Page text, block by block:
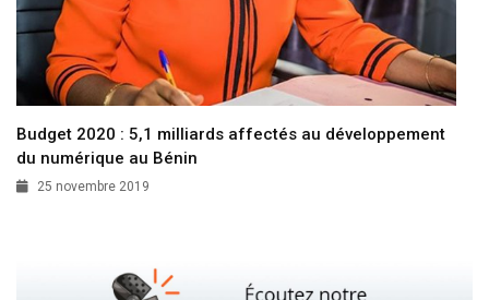
Budget 2020 : 5,1 milliards affectés au développement
du numérique au Bénin
25 novembre 2019